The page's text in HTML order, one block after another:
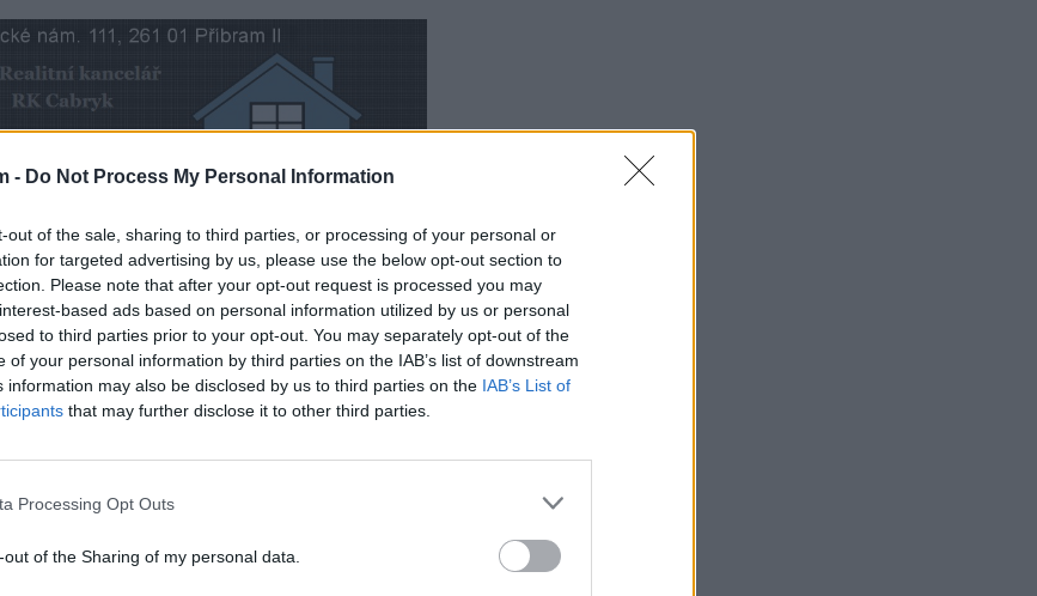
- Do Not Process My Personal Information
out of the sale, sharing to third parties, or processing of your personal or
for targeted advertising by us, please use the below opt-out section to
Please note that after your opt-out request is processed you may
based ads based on personal information utilized by us or personal
to third parties prior to your opt-out. You may separately opt-out of the
of your personal information by third parties on the IAB’s list of downstream
information may also be disclosed by us to third parties on the IAB’s List of
that may further disclose it to other third parties.
Processing Opt Outs
of the Sharing of my personal data.
a každý by usuzoval, že protialkoholní
potvrdil ředitel Centra sociálních a zdravotních
jak v současné době funguje zařízení pro
Tomáš Cipra uzavření záchytná stanice